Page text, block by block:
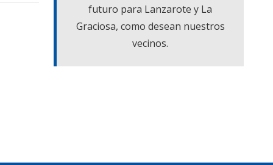
futuro para Lanzarote y La
Graciosa, como desean nuestros
vecinos.